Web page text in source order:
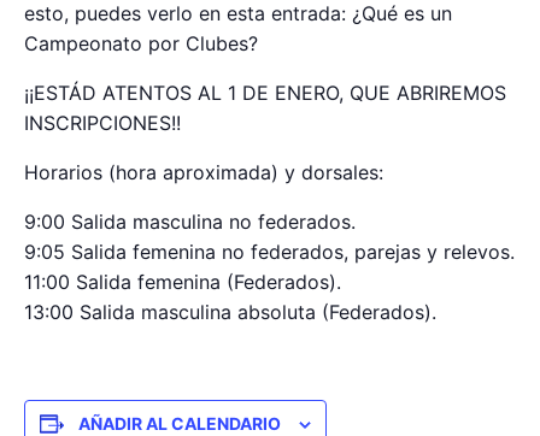
esto, puedes verlo en esta entrada: ¿Qué es un
Campeonato por Clubes?
¡¡ESTÁD ATENTOS AL 1 DE ENERO, QUE ABRIREMOS
INSCRIPCIONES!!
Horarios (hora aproximada) y dorsales:
9:00 Salida masculina no federados.
9:05 Salida femenina no federados, parejas y relevos.
11:00 Salida femenina (Federados).
13:00 Salida masculina absoluta (Federados).
AÑADIR AL CALENDARIO